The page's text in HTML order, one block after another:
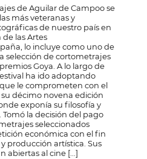
de Aguilar de Campoo se
más veteranas y
de nuestro país en
las Artes
lo incluye como uno de
selección de cortometrajes
Goya. A lo largo de
ha ido adoptando
le comprometen con el
décimo novena edición
exponía su filosofía y
la decisión del pago
seleccionados
económica con el fin
producción artística. Sus
abiertas al cine [...]